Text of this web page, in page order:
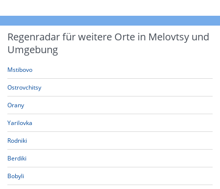
Regenradar für weitere Orte in Melovtsy und
Umgebung
Mstibovo
Ostrovchitsy
Orany
Yarilovka
Rodniki
Berdiki
Bobyli